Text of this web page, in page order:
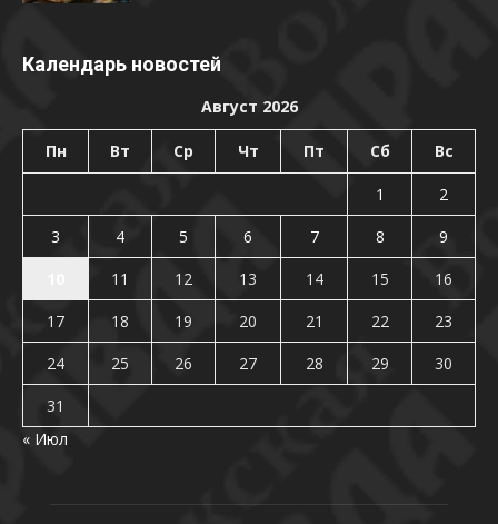
Календарь новостей
Август 2026
Пн Вт Ср Чт Пт Сб Вс
1
2
3
4 5 6 7 8
9
11 12 13 14 15
16
17
18 19 20 21 22
23
24
25 26 27 28 29
30
31
« Июл